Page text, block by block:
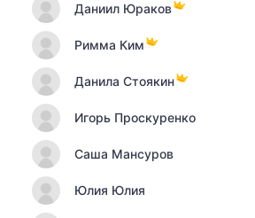
Даниил Юраков
Римма Ким
Данила Стоякин
Игорь Проскуренко
Саша Мансуров
Юлия Юлия